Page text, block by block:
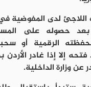
اللاجئ لدى المفوضية
حصوله على
الرقمية أو
فتحه إلا إذا غادر
وزارة الداخلية.